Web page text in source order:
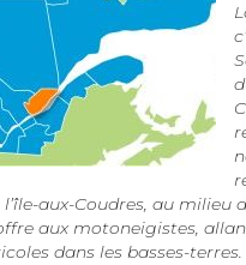
l’île-aux-Coudres, au
aux motoneigistes,
dans les basses-terres.